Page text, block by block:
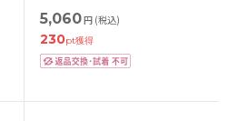
5,060円 (税込)
230pt獲得